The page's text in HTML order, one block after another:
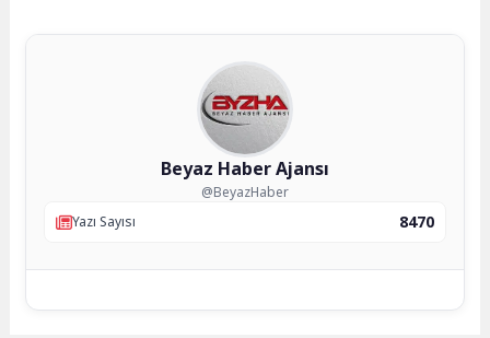
Beyaz Haber Ajansı
@BeyazHaber
Yazı Sayısı
8470